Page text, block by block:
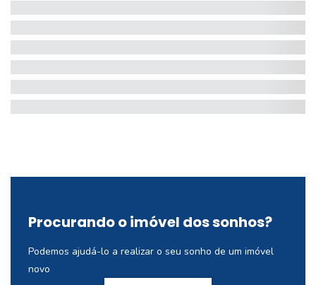
Procurando o imóvel dos sonhos?
Podemos ajudá-lo a realizar o seu sonho de um imóvel
novo